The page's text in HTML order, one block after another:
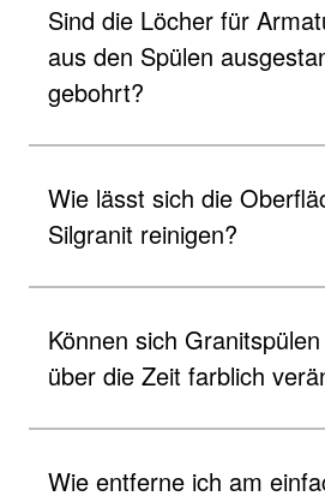
Sind die Löcher für
aus den Spülen
gebohrt?
Wie lässt sich die
Silgranit reinigen?
Können sich
über die Zeit farblich
Wie entferne ich am